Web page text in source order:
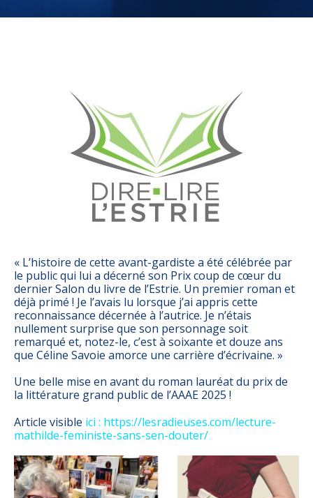
« L’histoire de cette avant-gardiste a été célébrée par
le public qui lui a décerné son Prix coup de cœur du
dernier Salon du livre de l’Estrie. Un premier roman et
déjà primé ! Je l’avais lu lorsque j’ai appris cette
reconnaissance décernée à l’autrice. Je n’étais
nullement surprise que son personnage soit
remarqué et, notez-le, c’est à soixante et douze ans
que Céline Savoie amorce une carrière d’écrivaine. »
Une belle mise en avant du roman lauréat du prix de
la littérature grand public de l’AAAE 2025 !
Article visible ici : https://lesradieuses.com/lecture-
mathilde-feministe-sans-sen-douter/